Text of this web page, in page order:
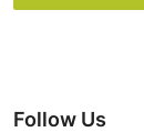
Follow Us